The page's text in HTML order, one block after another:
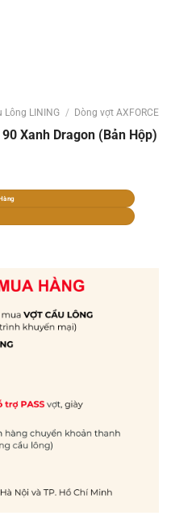
Lông LINING / Dòng vợt AXFORCE
Xanh Dragon (Bản Hộp)
lượng